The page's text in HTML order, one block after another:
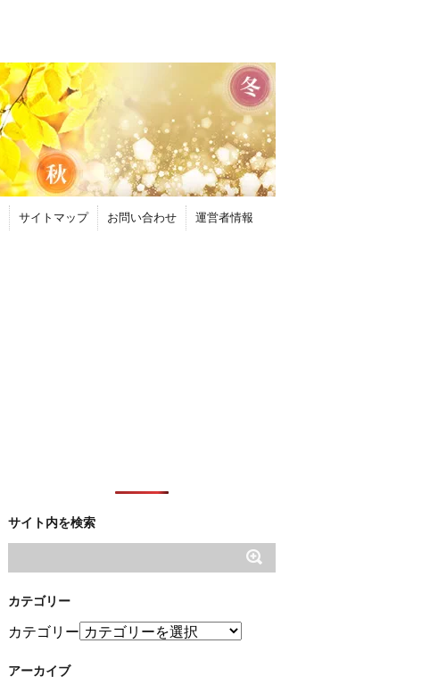
サイトマップ お問い合わせ 運営者情報
サイト内を検索
カテゴリー
カテゴリー
アーカイブ